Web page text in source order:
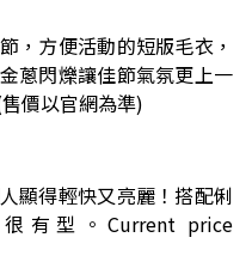
，方便活動的短版毛衣，
蔥閃爍讓佳節氣氛更上一
價以官網為準)
顯得輕快又亮麗！搭配俐
有型。Current price